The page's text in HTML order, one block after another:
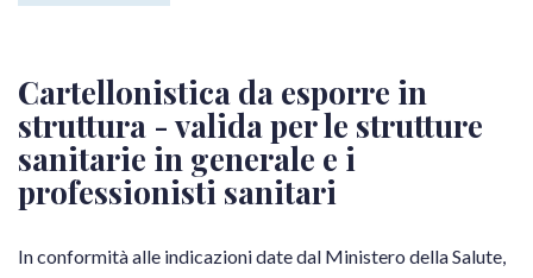
Cartellonistica da esporre in
struttura - valida per le strutture
sanitarie in generale e i
professionisti sanitari
In conformità alle indicazioni date dal Ministero della Salute,